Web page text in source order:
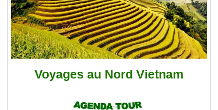
Voyages au Nord Vietnam